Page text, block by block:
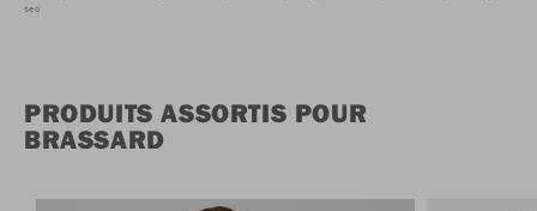
sec
PRODUITS ASSORTIS POUR
BRASSARD